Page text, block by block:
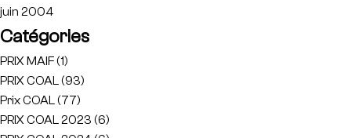
juin 2004
Catégories
PRIX MAIF(1)
PRIX COAL(93)
Prix COAL(77)
PRIX COAL 2023 (6)